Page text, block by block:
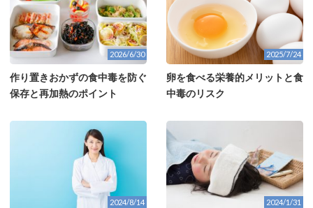
2026/6/30
作り置きおかずの食中毒を防ぐ
保存と再加熱のポイント
2025/7/24
卵を食べる栄養的メリットと食
中毒のリスク
2024/8/14 2024/1/31